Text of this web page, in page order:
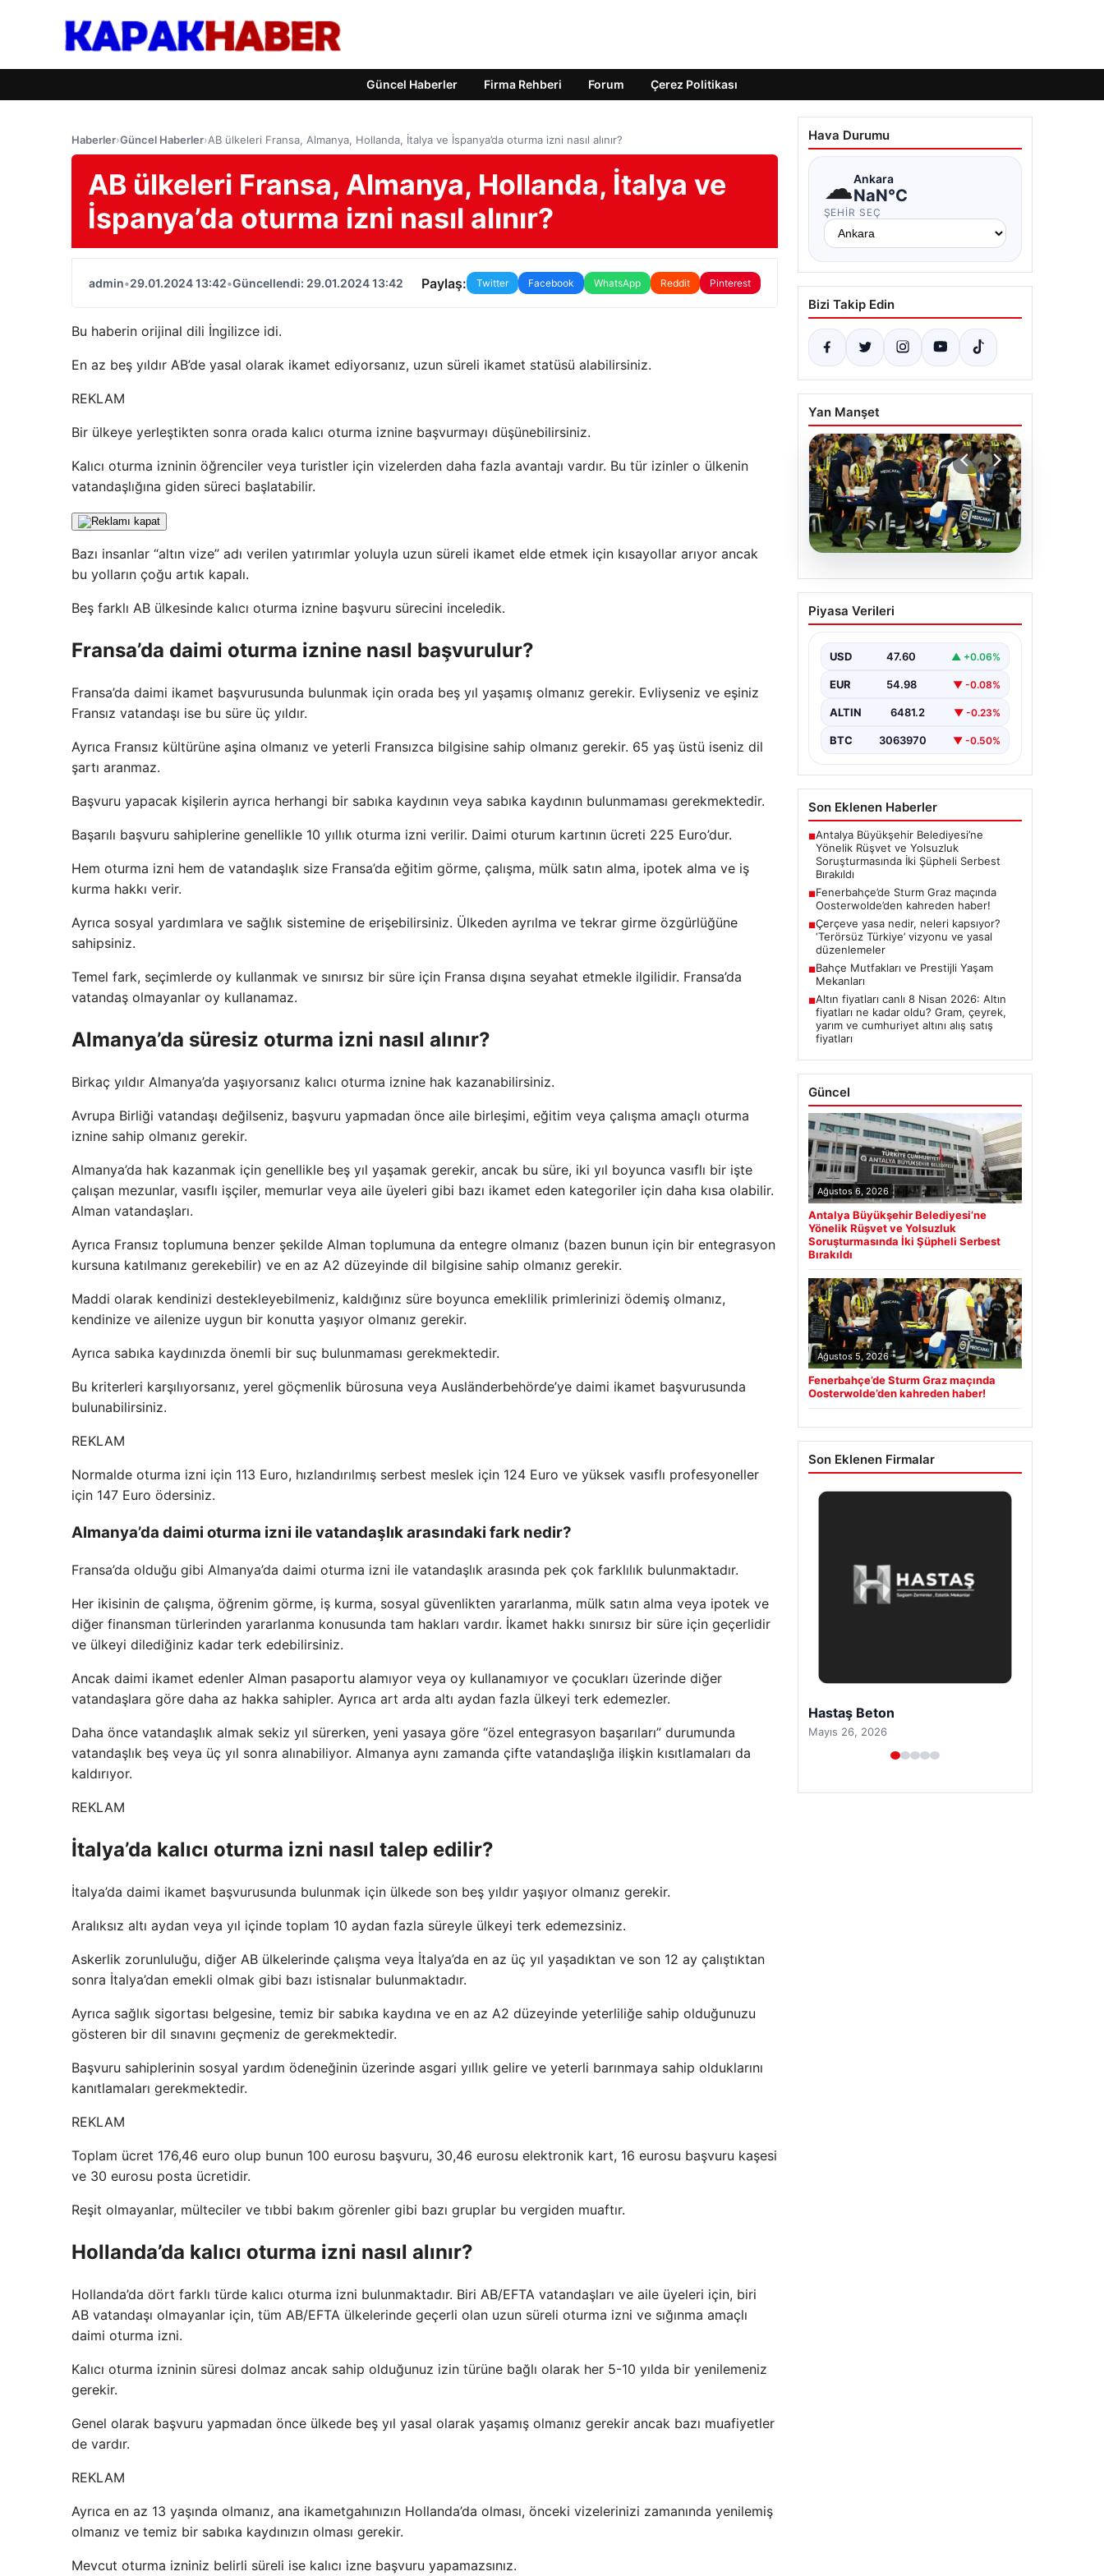
Güncel Haberler Firma Rehberi Forum Çerez Politikası
Haberler›Güncel Haberler›AB ülkeleri Fransa, Almanya, Hollanda, İtalya ve İspanya’da oturma izni nasıl alınır?
AB ülkeleri Fransa, Almanya, Hollanda, İtalya ve
İspanya’da oturma izni nasıl alınır?
admin•29.01.2024 13:42•Güncellendi: 29.01.2024 13:42 Paylaş: Twitter Facebook WhatsApp Reddit Pinterest
Bu haberin orijinal dili İngilizce idi.
En az beş yıldır AB’de yasal olarak ikamet ediyorsanız, uzun süreli ikamet statüsü alabilirsiniz.
REKLAM
Bir ülkeye yerleştikten sonra orada kalıcı oturma iznine başvurmayı düşünebilirsiniz.
Kalıcı oturma izninin öğrenciler veya turistler için vizelerden daha fazla avantajı vardır. Bu tür izinler o ülkenin
vatandaşlığına giden süreci başlatabilir.
Bazı insanlar “altın vize” adı verilen yatırımlar yoluyla uzun süreli ikamet elde etmek için kısayollar arıyor ancak
bu yolların çoğu artık kapalı.
Beş farklı AB ülkesinde kalıcı oturma iznine başvuru sürecini inceledik.
Fransa’da daimi oturma iznine nasıl başvurulur?
Fransa’da daimi ikamet başvurusunda bulunmak için orada beş yıl yaşamış olmanız gerekir. Evliyseniz ve eşiniz
Fransız vatandaşı ise bu süre üç yıldır.
Ayrıca Fransız kültürüne aşina olmanız ve yeterli Fransızca bilgisine sahip olmanız gerekir. 65 yaş üstü iseniz dil
şartı aranmaz.
Başvuru yapacak kişilerin ayrıca herhangi bir sabıka kaydının veya sabıka kaydının bulunmaması gerekmektedir.
Başarılı başvuru sahiplerine genellikle 10 yıllık oturma izni verilir. Daimi oturum kartının ücreti 225 Euro’dur.
Hem oturma izni hem de vatandaşlık size Fransa’da eğitim görme, çalışma, mülk satın alma, ipotek alma ve iş
kurma hakkı verir.
Ayrıca sosyal yardımlara ve sağlık sistemine de erişebilirsiniz. Ülkeden ayrılma ve tekrar girme özgürlüğüne
sahipsiniz.
Temel fark, seçimlerde oy kullanmak ve sınırsız bir süre için Fransa dışına seyahat etmekle ilgilidir. Fransa’da
vatandaş olmayanlar oy kullanamaz.
Almanya’da süresiz oturma izni nasıl alınır?
Birkaç yıldır Almanya’da yaşıyorsanız kalıcı oturma iznine hak kazanabilirsiniz.
Avrupa Birliği vatandaşı değilseniz, başvuru yapmadan önce aile birleşimi, eğitim veya çalışma amaçlı oturma
iznine sahip olmanız gerekir.
Almanya’da hak kazanmak için genellikle beş yıl yaşamak gerekir, ancak bu süre, iki yıl boyunca vasıflı bir işte
çalışan mezunlar, vasıflı işçiler, memurlar veya aile üyeleri gibi bazı ikamet eden kategoriler için daha kısa olabilir.
Alman vatandaşları.
Ayrıca Fransız toplumuna benzer şekilde Alman toplumuna da entegre olmanız (bazen bunun için bir entegrasyon
kursuna katılmanız gerekebilir) ve en az A2 düzeyinde dil bilgisine sahip olmanız gerekir.
Maddi olarak kendinizi destekleyebilmeniz, kaldığınız süre boyunca emeklilik primlerinizi ödemiş olmanız,
kendinize ve ailenize uygun bir konutta yaşıyor olmanız gerekir.
Ayrıca sabıka kaydınızda önemli bir suç bulunmaması gerekmektedir.
Bu kriterleri karşılıyorsanız, yerel göçmenlik bürosuna veya Ausländerbehörde’ye daimi ikamet başvurusunda
bulunabilirsiniz.
REKLAM
Normalde oturma izni için 113 Euro, hızlandırılmış serbest meslek için 124 Euro ve yüksek vasıflı profesyoneller
için 147 Euro ödersiniz.
Almanya’da daimi oturma izni ile vatandaşlık arasındaki fark nedir?
Fransa’da olduğu gibi Almanya’da daimi oturma izni ile vatandaşlık arasında pek çok farklılık bulunmaktadır.
Her ikisinin de çalışma, öğrenim görme, iş kurma, sosyal güvenlikten yararlanma, mülk satın alma veya ipotek ve
diğer finansman türlerinden yararlanma konusunda tam hakları vardır. İkamet hakkı sınırsız bir süre için geçerlidir
ve ülkeyi dilediğiniz kadar terk edebilirsiniz.
Ancak daimi ikamet edenler Alman pasaportu alamıyor veya oy kullanamıyor ve çocukları üzerinde diğer
vatandaşlara göre daha az hakka sahipler. Ayrıca art arda altı aydan fazla ülkeyi terk edemezler.
Daha önce vatandaşlık almak sekiz yıl sürerken, yeni yasaya göre “özel entegrasyon başarıları” durumunda
vatandaşlık beş veya üç yıl sonra alınabiliyor. Almanya aynı zamanda çifte vatandaşlığa ilişkin kısıtlamaları da
kaldırıyor.
REKLAM
İtalya’da kalıcı oturma izni nasıl talep edilir?
İtalya’da daimi ikamet başvurusunda bulunmak için ülkede son beş yıldır yaşıyor olmanız gerekir.
Aralıksız altı aydan veya yıl içinde toplam 10 aydan fazla süreyle ülkeyi terk edemezsiniz.
Askerlik zorunluluğu, diğer AB ülkelerinde çalışma veya İtalya’da en az üç yıl yaşadıktan ve son 12 ay çalıştıktan
sonra İtalya’dan emekli olmak gibi bazı istisnalar bulunmaktadır.
Ayrıca sağlık sigortası belgesine, temiz bir sabıka kaydına ve en az A2 düzeyinde yeterliliğe sahip olduğunuzu
gösteren bir dil sınavını geçmeniz de gerekmektedir.
Başvuru sahiplerinin sosyal yardım ödeneğinin üzerinde asgari yıllık gelire ve yeterli barınmaya sahip olduklarını
kanıtlamaları gerekmektedir.
REKLAM
Toplam ücret 176,46 euro olup bunun 100 eurosu başvuru, 30,46 eurosu elektronik kart, 16 eurosu başvuru kaşesi
ve 30 eurosu posta ücretidir.
Reşit olmayanlar, mülteciler ve tıbbi bakım görenler gibi bazı gruplar bu vergiden muaftır.
Hollanda’da kalıcı oturma izni nasıl alınır?
Hollanda’da dört farklı türde kalıcı oturma izni bulunmaktadır. Biri AB/EFTA vatandaşları ve aile üyeleri için, biri
AB vatandaşı olmayanlar için, tüm AB/EFTA ülkelerinde geçerli olan uzun süreli oturma izni ve sığınma amaçlı
daimi oturma izni.
Kalıcı oturma izninin süresi dolmaz ancak sahip olduğunuz izin türüne bağlı olarak her 5-10 yılda bir yenilemeniz
gerekir.
Genel olarak başvuru yapmadan önce ülkede beş yıl yasal olarak yaşamış olmanız gerekir ancak bazı muafiyetler
de vardır.
REKLAM
Ayrıca en az 13 yaşında olmanız, ana ikametgahınızın Hollanda’da olması, önceki vizelerinizi zamanında yenilemiş
olmanız ve temiz bir sabıka kaydınızın olması gerekir.
Mevcut oturma izniniz belirli süreli ise kalıcı izne başvuru yapamazsınız.
Hava Durumu
☁Ankara
NaN°C
ŞEHIR SEÇ
Bizi Takip Edin
Yan Manşet
05.08.2026
Fenerbahçe’de Sturm
Graz maçında
kahreden haber!
Piyasa Verileri
USD 47.60 ▲ +0.06%
EUR 54.98 ▼ -0.08%
ALTIN 6481.2 ▼ -0.23%
BTC 3063970 ▼ -0.50%
Son Eklenen Haberler
■Antalya Büyükşehir Belediyesi’ne
Yönelik Rüşvet ve Yolsuzluk
Soruşturmasında İki Şüpheli Serbest
Bırakıldı
■Fenerbahçe’de Sturm Graz maçında
Oosterwolde’den kahreden haber!
■Çerçeve yasa nedir, neleri kapsıyor?
‘Terörsüz Türkiye’ vizyonu ve yasal
düzenlemeler
■Bahçe Mutfakları ve Prestijli Yaşam
Mekanları
■Altın fiyatları canlı 8 Nisan 2026: Altın
fiyatları ne kadar oldu? Gram, çeyrek,
yarım ve cumhuriyet altını alış satış
fiyatları
Güncel
Ağustos 6, 2026
Antalya Büyükşehir Belediyesi’ne
Yönelik Rüşvet ve Yolsuzluk
Soruşturmasında İki Şüpheli Serbest
Bırakıldı
Ağustos 5, 2026
Fenerbahçe’de Sturm Graz maçında
Oosterwolde’den kahreden haber!
Son Eklenen Firmalar
Prenses Night Club
Nisan 29, 2026